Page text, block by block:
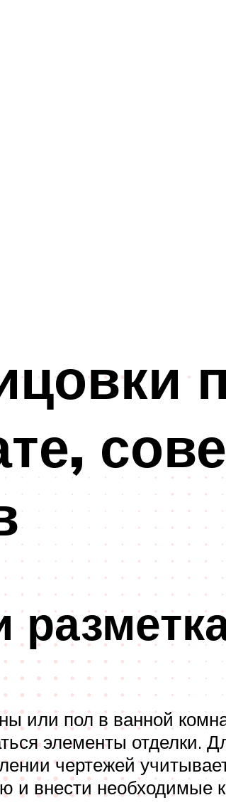
или пол в ванной
элементы отделки.
чертежей
и внести необходимые